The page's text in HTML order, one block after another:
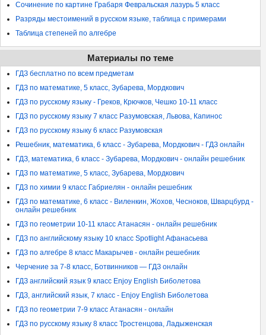
Сочинение по картине Грабаря Февральская лазурь 5 класс
Разряды местоимений в русском языке, таблица с примерами
Таблица степеней по алгебре
Материалы по теме
ГДЗ бесплатно по всем предметам
ГДЗ по математике, 5 класс, Зубарева, Мордкович
ГДЗ по русскому языку - Греков, Крючков, Чешко 10-11 класс
ГДЗ по русскому языку 7 класс Разумовская, Львова, Капинос
ГДЗ по русскому языку 6 класс Разумовская
Решебник, математика, 6 класс - Зубарева, Мордкович - ГДЗ онлайн
ГДЗ, математика, 6 класс - Зубарева, Мордкович - онлайн решебник
ГДЗ по математике, 5 класс, Зубарева, Мордкович
ГДЗ по химии 9 класс Габриелян - онлайн решебник
ГДЗ по математике, 6 класс - Виленкин, Жохов, Чесноков, Шварцбурд -
онлайн решебник
ГДЗ по геометрии 10-11 класс Атанасян - онлайн решебник
ГДЗ по английскому языку 10 класс Spotlight Афанасьева
ГДЗ по алгебре 8 класс Макарычев - онлайн решебник
Черчение за 7-8 класс, Ботвинников — ГДЗ онлайн
ГДЗ английский язык 9 класс Enjoy English Биболетова
ГДЗ, английский язык, 7 класс - Enjoy English Биболетова
ГДЗ по геометрии 7-9 класс Атанасян - онлайн
ГДЗ по русскому языку 8 класс Тростенцова, Ладыженская